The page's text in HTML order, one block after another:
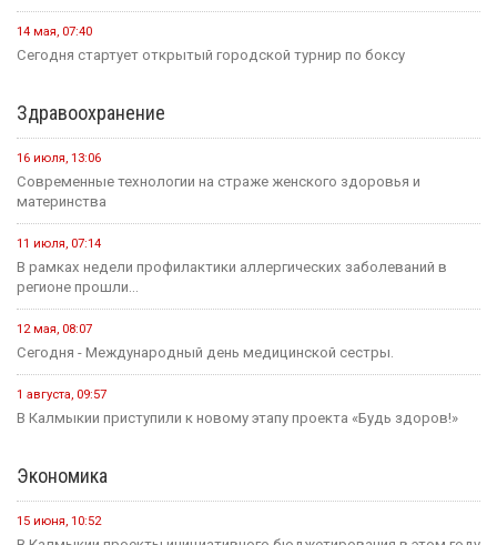
14 мая, 07:40
Сегодня стартует открытый городской турнир по боксу
Здравоохранение
16 июля, 13:06
Современные технологии на страже женского здоровья и
материнства
11 июля, 07:14
В рамках недели профилактики аллергических заболеваний в
регионе прошли...
12 мая, 08:07
Сегодня - Международный день медицинской сестры.
1 августа, 09:57
В Калмыкии приступили к новому этапу проекта «Будь здоров!»
Экономика
15 июня, 10:52